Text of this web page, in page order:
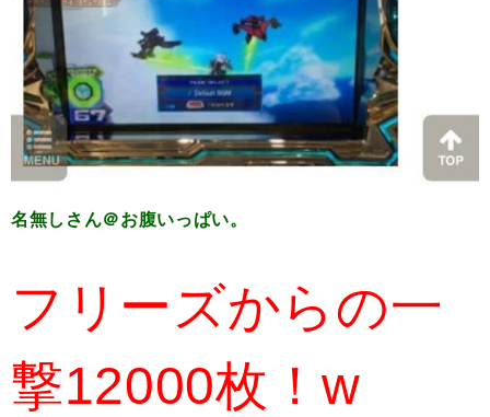
名無しさん＠お腹いっぱい。
フリーズからの一
撃12000枚！w